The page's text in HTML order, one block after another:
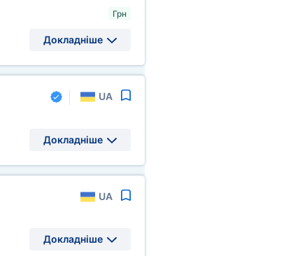
Грн
Докладніше
UA
Докладніше
UA
Докладніше